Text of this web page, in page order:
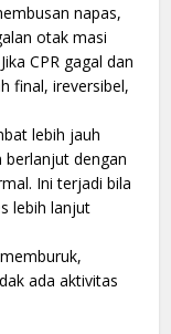
napas,
otak masi
CPR gagal dan
final, ireversibel,
lebih jauh
dengan
Ini terjadi bila
lebih lanjut
ada aktivitas